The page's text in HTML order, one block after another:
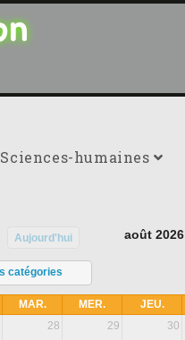
Sciences-humaines
Aujourd'hui août 2026
catégories
MAR. MER. JEU.
28 29 30